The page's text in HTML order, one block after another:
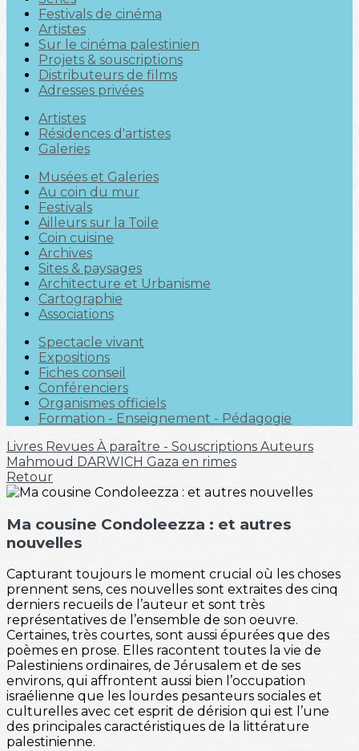
Festivals de cinéma
Artistes
Sur le cinéma palestinien
Projets & souscriptions
Distributeurs de films
Adresses privées
Artistes
Résidences d'artistes
Galeries
Musées et Galeries
Au coin du mur
Festivals
Ailleurs sur la Toile
Coin cuisine
Archives
Sites & paysages
Architecture et Urbanisme
Cartographie
Associations
Spectacle vivant
Expositions
Fiches conseil
Conférenciers
Organismes officiels
Formation - Enseignement - Pédagogie
Livres Revues À paraître - Souscriptions Auteurs
Mahmoud DARWICH Gaza en rimes
Retour
Ma cousine Condoleezza : et autres
nouvelles
Capturant toujours le moment crucial où les choses
prennent sens, ces nouvelles sont extraites des cinq
derniers recueils de l’auteur et sont très
représentatives de l’ensemble de son oeuvre.
Certaines, très courtes, sont aussi épurées que des
poèmes en prose. Elles racontent toutes la vie de
Palestiniens ordinaires, de Jérusalem et de ses
environs, qui affrontent aussi bien l’occupation
israélienne que les lourdes pesanteurs sociales et
culturelles avec cet esprit de dérision qui est l’une
des principales caractéristiques de la littérature
palestinienne.